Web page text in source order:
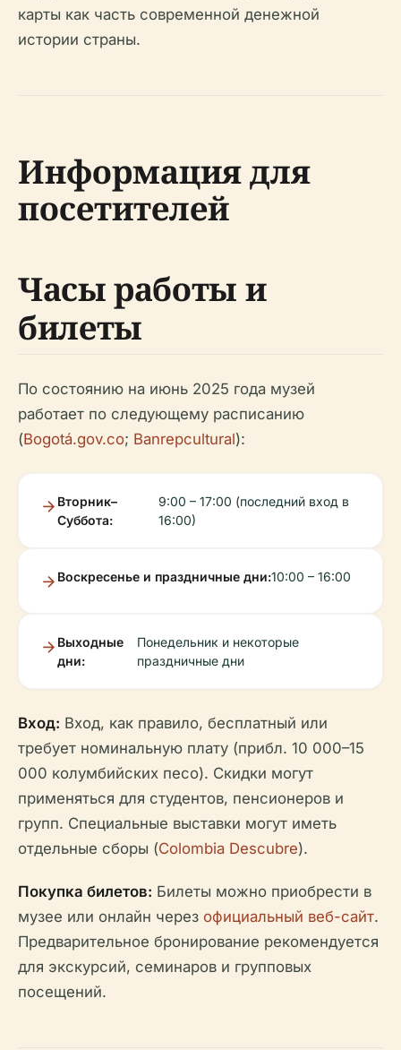
карты как часть современной денежной
истории страны.
Информация для
посетителей
Часы работы и
билеты
По состоянию на июнь 2025 года музей
работает по следующему расписанию
(Bogotá.gov.co; Banrepcultural):
Вторник–
Суббота:
9:00 – 17:00 (последний вход в
16:00)
Воскресенье и праздничные дни:10:00 – 16:00
Выходные
дни:
Понедельник и некоторые
праздничные дни
Вход: Вход, как правило, бесплатный или
требует номинальную плату (прибл. 10 000–15
000 колумбийских песо). Скидки могут
применяться для студентов, пенсионеров и
групп. Специальные выставки могут иметь
отдельные сборы (Colombia Descubre).
Покупка билетов: Билеты можно приобрести в
музее или онлайн через официальный веб-сайт.
Предварительное бронирование рекомендуется
для экскурсий, семинаров и групповых
посещений.